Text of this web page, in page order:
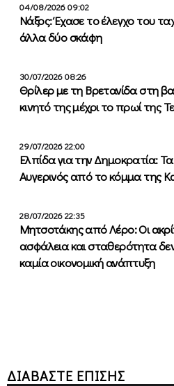
04/08/2026 09:02
Νάξος: Έχασε το έλεγχο του
άλλα δύο σκάφη
30/07/2026 08:26
Θρίλερ με τη Βρετανίδα στη
κινητό της μέχρι το πρωί της
29/07/2026 22:00
Ελπίδα για την Δημοκρατία:
Αυγερινός από το κόμμα της
28/07/2026 22:35
Μητσοτάκης από Λέρο: Οι
ασφάλεια και σταθερότητα
καμία οικονομική ανάπτυξη
ΔΙΑΒΑΣΤΕ ΕΠΙΣΗΣ